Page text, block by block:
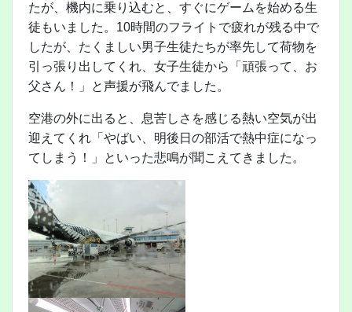
たが、機内に乗り込むと、すぐにゲームを始める生
徒もいました。10時間のフライトで疲れが残る中で
したが、たくましい男子生徒たちが率先して荷物を
引っ張り出してくれ、女子生徒から「頑張って、お
父さん！」と声援が飛んでました。
空港の外に出ると、息苦しさを感じる熱い空気が出
迎えてくれ「やばい、明後日の部活で熱中症になっ
てしまう！」といった悲鳴が聞こえてきました。